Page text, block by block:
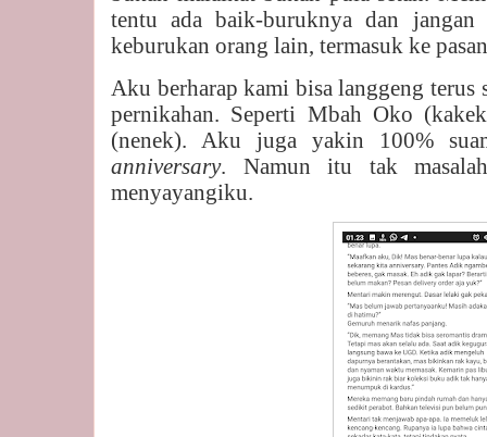
tentu ada baik-buruknya dan
keburukan orang lain, termasuk ke
Aku berharap kami bisa langgeng terus
pernikahan. Seperti Mbah Oko
(nenek). Aku juga yakin 100%
anniversary. Namun itu tak
menyayangiku.